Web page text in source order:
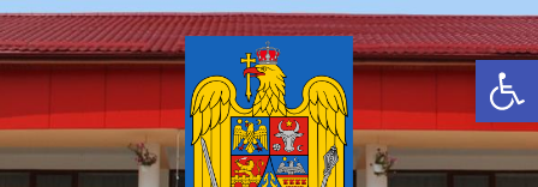
Deschide bara de unelte
Skip
to
content
Skip
to
left
sidebar
Skip
to
right
sidebar
Skip
to
footer